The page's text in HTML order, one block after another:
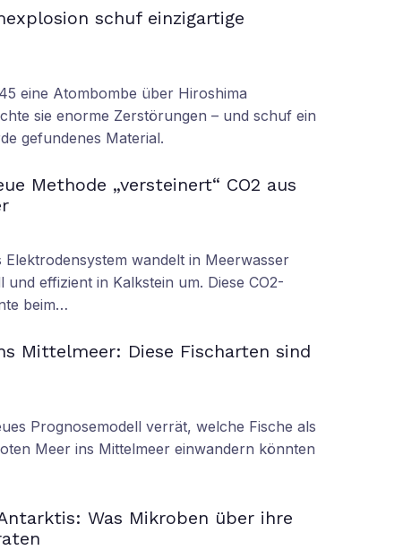
schuf einzigartige
eine Atombombe über Hiroshima
sie enorme Zerstörungen – und schuf ein
gefundenes Material.
Methode „versteinert“ CO2 aus
Elektrodensystem wandelt in Meerwasser
und effizient in Kalkstein um. Diese CO2-
beim…
Mittelmeer: Diese Fischarten sind
Prognosemodell verrät, welche Fische als
Meer ins Mittelmeer einwandern könnten
Was Mikroben über ihre